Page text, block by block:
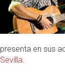
presenta en sus
Sevilla.